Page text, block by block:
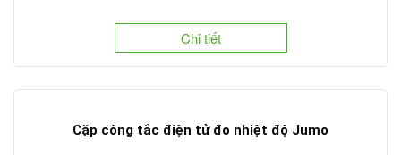
Chi tiết
Cặp công tắc điện tử đo nhiệt độ Jumo